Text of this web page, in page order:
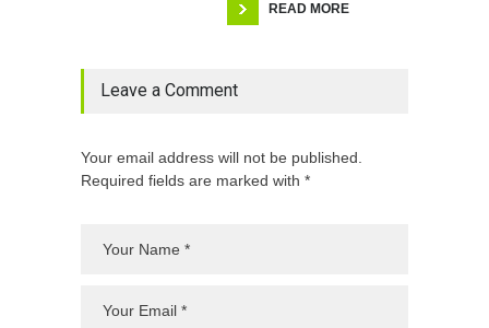
READ MORE
Leave a Comment
Your email address will not be published.
Required fields are marked with *